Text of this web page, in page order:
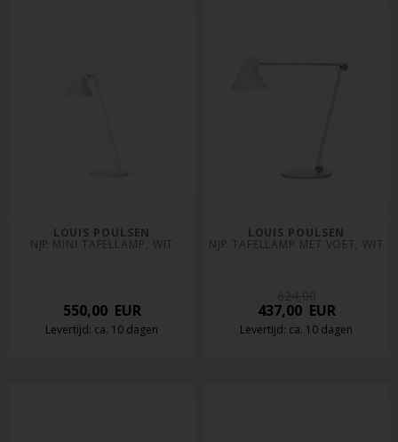
LOUIS POULSEN
NJP MINI TAFELLAMP, WIT
550,00EUR
Levertijd: ca. 10 dagen
LOUIS POULSEN
NJP TAFELLAMP MET VOET, WIT
437,00EUR
Levertijd: ca. 10 dagen